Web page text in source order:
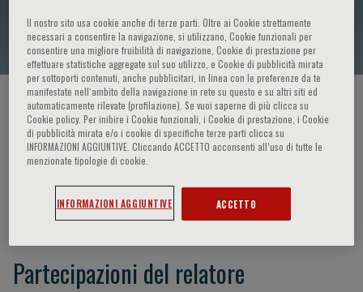
Patrick O’Gara
HOME PAGE / CORSI ED EVENTI / RELATORE
Patrick O’Gara
Partecipazioni del relatore
Il nostro sito usa cookie anche di terze parti. Oltre ai Cookie strettamente
necessari a consentire la navigazione, si utilizzano, Cookie funzionali per
consentire una migliore fruibilità di navigazione, Cookie di prestazione per
effettuare statistiche aggregate sul suo utilizzo, e Cookie di pubblicità mirata
per sottoporti contenuti, anche pubblicitari, in linea con le preferenze da te
manifestate nell‘ambito della navigazione in rete su questo e su altri siti ed
automaticamente rilevate (profilazione). Se vuoi saperne di più clicca su
Cookie policy. Per inibire i Cookie funzionali, i Cookie di prestazione, i Cookie
di pubblicità mirata e/o i cookie di specifiche terze parti clicca su
INFORMAZIONI AGGIUNTIVE. Cliccando ACCETTO acconsenti all’uso di tutte le
menzionate tipologie di cookie.
INFORMAZIONI AGGIUNTIVE ACCETTO